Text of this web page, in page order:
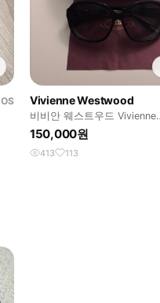
OS
Vivienne Westwood
비비안 웨스트우드 Vivienne
Westwood 선글라스
150,000원
413 113